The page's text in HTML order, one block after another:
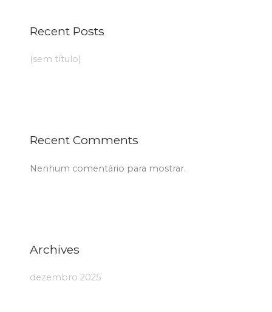
Recent Posts
(sem título)
Recent Comments
Nenhum comentário para mostrar.
Archives
dezembro 2025